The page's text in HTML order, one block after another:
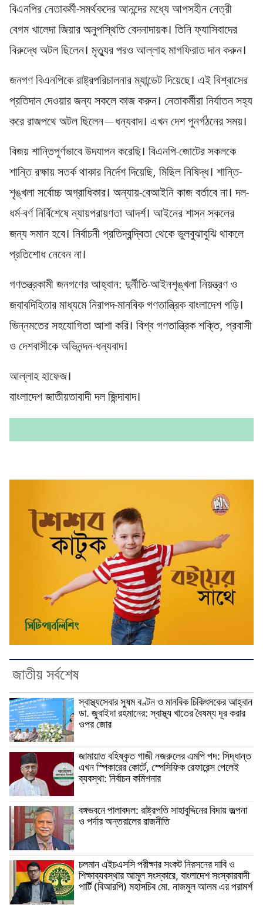
বিএনপির নেতাকর্মী-সমর্থকদের আনন্দের মধ্যে আপসহীন নেত্রী
বেগম খালেদা জিয়ার অনুপস্থিতি বেদনাদায়ক। তিনি ফ্যাসিবাদের
বিরুদ্ধে অটল ছিলেন। মৃত্যুর পরও আল্লাহ মাগফিরাত দান করুন।
জনগণ বিএনপিকে রাষ্ট্রপরিচালনার ম্যান্ডেট দিয়েছে। এই বিশ্বাসের
প্রতিদান দেওয়ার জন্য সকলে কাজ করুন। নেতাকর্মীরা নির্যাতন সহ্য
করে রাজপথে অটল ছিলেন—ধন্যবাদ। এখন দেশ পুনর্গঠনের সময়।
বিজয় শান্তিপূর্ণভাবে উদযাপন করেছি। বিএনপি-জোটের সকলকে
শান্তি রক্ষায় সতর্ক থাকার নির্দেশ দিয়েছি, মিছিল নিষিদ্ধ। শান্তি-
শৃঙ্খলা সর্বোচ্চ অগ্রাধিকার। অন্যায়-বেআইনি কাজ বর্তাবে না। দল-
ধর্ম-বর্ণ নির্বিশেষে ন্যায়পরায়ণতা আদর্শ। আইনের শাসন সকলের
জন্য সমান হবে। নির্বাচনী প্রতিদ্বন্দ্বিতা থেকে ভুলবুঝাবুঝি থাকলে
প্রতিশোধ নেবেন না।
গণতন্ত্রকামী জনগণের আহ্বান: দুর্নীতি-আইনশৃঙ্খলা নিয়ন্ত্রণ ও
জবাবদিহিতার মাধ্যমে নিরাপদ-মানবিক গণতান্ত্রিক বাংলাদেশ গড়ি।
ভিন্নমতের সহযোগিতা আশা করি। বিশ্ব গণতান্ত্রিক শক্তি, প্রবাসী
ও দেশবাসীকে অভিনন্দন-ধন্যবাদ।
আল্লাহ হাফেজ।
বাংলাদেশ জাতীয়তাবাদী দল জিন্দাবাদ।
জাতীয় সর্বশেষ
স্বাস্থ্যসেবার সুষম বণ্টন ও মানবিক চিকিৎসকের আহ্বান
ডা. জুবাইদা রহমানের: স্বাস্থ্য খাতের বৈষম্য দূর করার
ওপর জোর
জামায়াত বহিষ্কৃত গাজী নজরুলের এমপি পদ: সিদ্ধান্ত
এখন স্পিকারের কোর্টে, স্পেসিফিক রেফারেন্স পেলেই
ব্যবস্থা: নির্বাচন কমিশনার
বঙ্গভবনে পালাবদল: রাষ্ট্রপতি সাহাবুদ্দিনের বিদায় জল্পনা
ও পর্দার অন্তরালের রাজনীতি
চলমান এইচএসসি পরীক্ষার সংকট নিরসনের দাবি ও
শিক্ষাব্যবস্থার আমূল সংস্কারে, বাংলাদেশ সংস্কারবাদী
পার্টি (বিআরপি) মহাসচিব মো. নাজমুল আলম এর পরামর্শ